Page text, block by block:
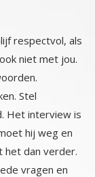
respectvol, als
niet met jou.
maken. Stel
Het interview is
moet hij weg en
het dan verder.
vragen en
De man die